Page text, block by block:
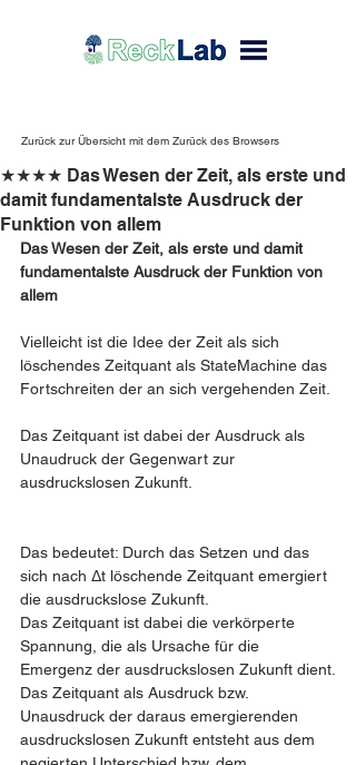
Zurück zur Übersicht mit dem Zurück des Browsers
★★★★ Das Wesen der Zeit, als erste und
damit fundamentalste Ausdruck der
Funktion von allem
Das Wesen der Zeit, als erste und damit
fundamentalste Ausdruck der Funktion von
allem
Vielleicht ist die Idee der Zeit als sich
löschendes Zeitquant als StateMachine das
Fortschreiten der an sich vergehenden Zeit.
Das Zeitquant ist dabei der Ausdruck als
Unaudruck der Gegenwart zur
ausdruckslosen Zukunft.
Das bedeutet: Durch das Setzen und das
sich nach Δt löschende Zeitquant emergiert
die ausdruckslose Zukunft.
Das Zeitquant ist dabei die verkörperte
Spannung, die als Ursache für die
Emergenz der ausdruckslosen Zukunft dient.
Das Zeitquant als Ausdruck bzw.
Unausdruck der daraus emergierenden
ausdruckslosen Zukunft entsteht aus dem